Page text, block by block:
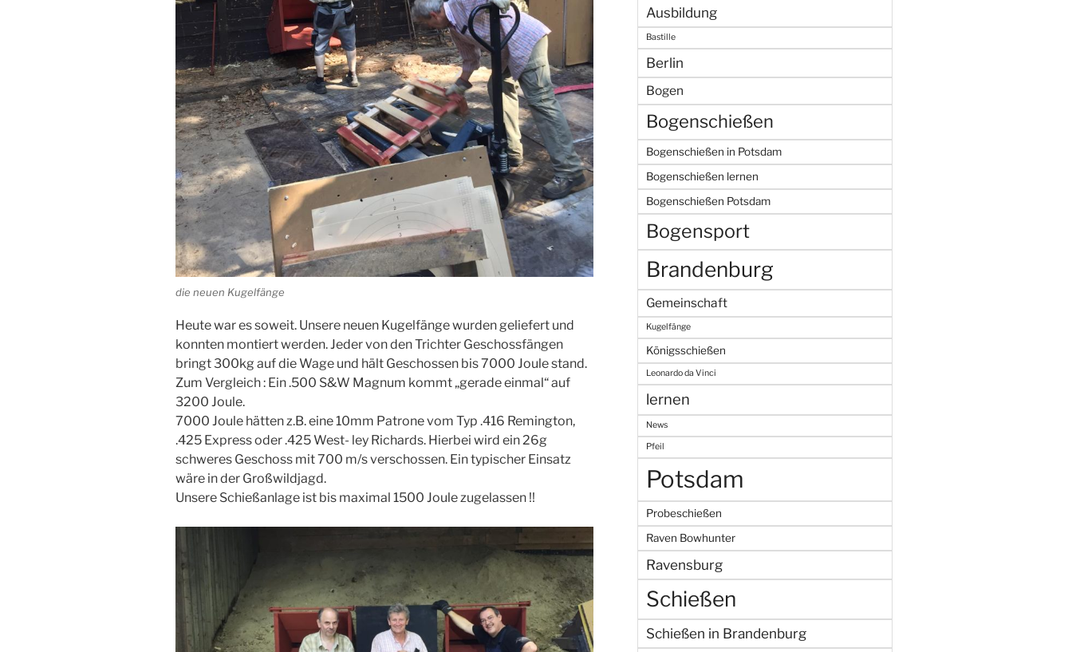
die neuen Kugelfänge
Heute war es soweit. Unsere neuen Kugelfänge wurden geliefert und
konnten montiert werden. Jeder von den Trichter Geschossfängen
bringt 300kg auf die Wage und hält Geschossen bis 7000 Joule stand.
Zum Vergleich : Ein.500 S&W Magnum kommt „gerade einmal“ auf
3200 Joule.
7000 Joule hätten z.B. eine 10mm Patrone vom Typ .416 Remington,
.425 Express oder .425 West- ley Richards. Hierbei wird ein 26g
schweres Geschoss mit 700 m/s verschossen. Ein typischer Einsatz
wäre in der Großwildjagd.
Unsere Schießanlage ist bis maximal 1500 Joule zugelassen !!
Ausbildung
Bastille
Berlin
Bogen
Bogenschießen
Bogenschießen in Potsdam
Bogenschießen lernen
Bogenschießen Potsdam
Bogensport
Brandenburg
Gemeinschaft
Kugelfänge
Königsschießen
Leonardo da Vinci
lernen
News
Pfeil
Potsdam
Probeschießen
Raven Bowhunter
Ravensburg
Schießen
Schießen in Brandenburg